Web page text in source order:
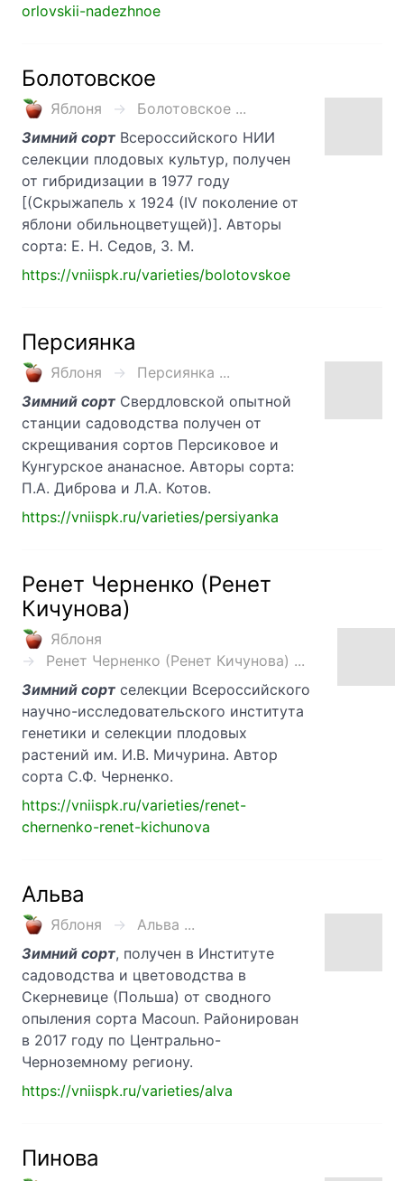
orlovskii-nadezhnoe
Болотовское
Яблоня
Болотовское ...
Зимний сорт Всероссийского НИИ
селекции плодовых культур, получен
от гибридизации в 1977 году
[(Скрыжапель х 1924 (IV поколение от
яблони обильноцветущей)]. Авторы
сорта: Е. Н. Седов, З. М.
https://vniispk.ru/varieties/bolotovskoe
Персиянка
Яблоня
Персиянка ...
Зимний сорт Свердловской опытной
станции садоводства получен от
скрещивания сортов Персиковое и
Кунгурское ананасное. Авторы сорта:
П.А. Диброва и Л.А. Котов.
https://vniispk.ru/varieties/persiyanka
Ренет Черненко (Ренет
Кичунова)
Яблоня
Ренет Черненко (Ренет Кичунова) ...
Зимний сорт селекции Всероссийского
научно-исследовательского института
генетики и селекции плодовых
растений им. И.В. Мичурина. Автор
сорта С.Ф. Черненко.
https://vniispk.ru/varieties/renet-
chernenko-renet-kichunova
Альва
Яблоня
Альва ...
Зимний сорт, получен в Институте
садоводства и цветоводства в
Скерневице (Польша) от сводного
опыления сорта Macoun. Районирован
в 2017 году по Центрально-
Черноземному региону.
https://vniispk.ru/varieties/alva
Пинова